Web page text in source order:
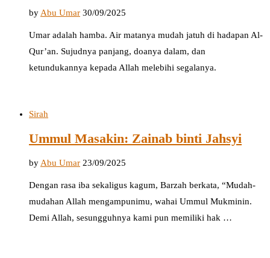
byAbu Umar 30/09/2025
Umar adalah hamba. Air matanya mudah jatuh di hadapan Al-
Qur’an. Sujudnya panjang, doanya dalam, dan
ketundukannya kepada Allah melebihi segalanya.
Sirah
Ummul Masakin: Zainab binti Jahsyi
by Abu Umar 23/09/2025
Dengan rasa iba sekaligus kagum, Barzah berkata, “Mudah-
mudahan Allah mengampunimu, wahai Ummul Mukminin.
Demi Allah, sesungguhnya kami pun memiliki hak …